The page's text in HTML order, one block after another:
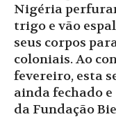
Nigéria
trigo e vão
seus corpos
coloniais. Ao
fevereiro, esta
ainda fechado
da Fundação